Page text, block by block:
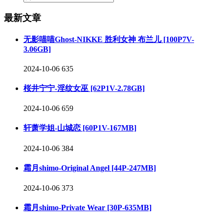
最新文章
无影喵喵Ghost-NIKKE 胜利女神 布兰儿 [100P7V-
3.06GB]
2024-10-06 635
桜井宁宁-淫纹女巫 [62P1V-2.78GB]
2024-10-06 659
轩萧学姐-山城恋 [60P1V-167MB]
2024-10-06 384
霜月shimo-Original Angel [44P-247MB]
2024-10-06 373
霜月shimo-Private Wear [30P-635MB]